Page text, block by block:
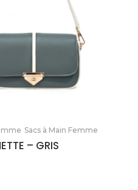
Ajouter au panier
Sacs à Main Femme
– GRIS